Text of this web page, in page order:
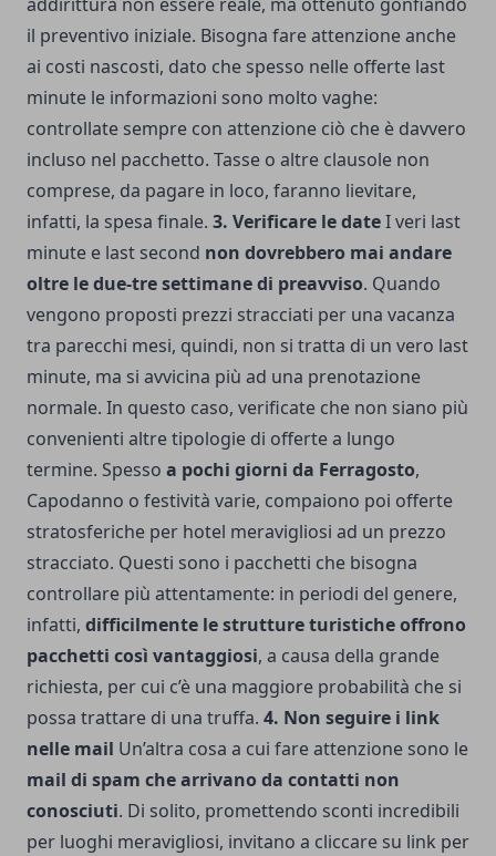
il preventivo iniziale. Bisogna fare attenzione anche
ai costi nascosti, dato che spesso nelle offerte last
minute le informazioni sono molto vaghe:
controllate sempre con attenzione ciò che è davvero
incluso nel pacchetto. Tasse o altre clausole non
comprese, da pagare in loco, faranno lievitare,
infatti, la spesa finale. 3. Verificare le dateI veri last
minute e last second non dovrebbero mai andare
oltre le due-tre settimane di preavviso. Quando
vengono proposti prezzi stracciati per una vacanza
tra parecchi mesi, quindi, non si tratta di un vero last
minute, ma si avvicina più ad una prenotazione
normale. In questo caso, verificate che non siano più
convenienti altre tipologie di offerte a lungo
termine. Spesso a pochi giorni da Ferragosto,
Capodanno o festività varie, compaiono poi offerte
stratosferiche per hotel meravigliosi ad un prezzo
stracciato. Questi sono i pacchetti che bisogna
controllare più attentamente: in periodi del genere,
infatti, difficilmente le strutture turistiche offrono
pacchetti così vantaggiosi, a causa della grande
richiesta, per cui c’è una maggiore probabilità che si
possa trattare di una truffa. 4. Non seguire i link
nelle mail Un’altra cosa a cui fare attenzione sono le
mail di spam che arrivano da contatti non
conosciuti. Di solito, promettendo sconti incredibili
per luoghi meravigliosi, invitano a cliccare su link per